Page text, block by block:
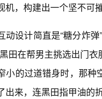
机，构建出一个坚不可
动设计简直是“糖分炸
田在帮男主挑选出门
小的过道错身时，那
出来，连黑田指甲油的